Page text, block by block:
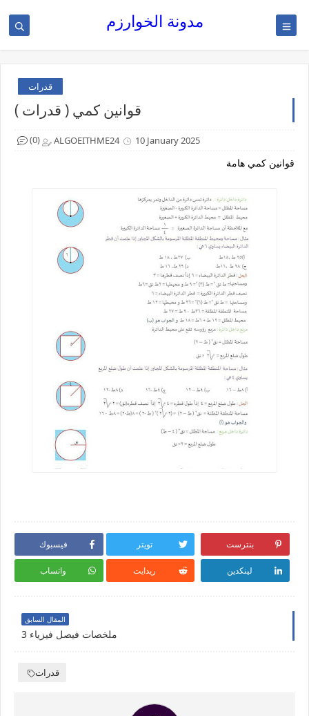
مدونة الخوارزم
قدرات
قوانين كمي ( قدرات )
ALGOEITHME24 10 January 2025
(0)
قوانين كمي هامة
فيسبوك تويتر بنترست
واتساب ريدايت لينكدين
المقال السابق
ملخصات فيصل فيزياء 3
قدرات